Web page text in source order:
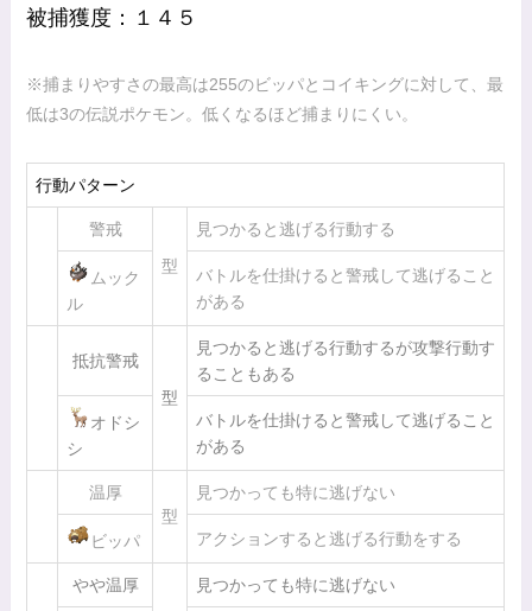
被捕獲度：１４５
※捕まりやすさの最高は255のビッパとコイキングに対して、最
低は3の伝説ポケモン。低くなるほど捕まりにくい。
行動パターン
警戒
型
見つかると逃げる行動する
ムック
ル
バトルを仕掛けると警戒して逃げること
がある
抵抗警戒
型
見つかると逃げる行動するが攻撃行動す
ることもある
オドシ
シ
バトルを仕掛けると警戒して逃げること
がある
温厚
型
見つかっても特に逃げない
ビッパ アクションすると逃げる行動をする
やや温厚
見つかっても特に逃げない